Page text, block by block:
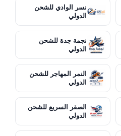
نسر الوادي للشحن
الدولي
نجمة جدة للشحن
الدولي
النمر المهاجر للشحن
الدولي
الصقر السريع للشحن
الدولي